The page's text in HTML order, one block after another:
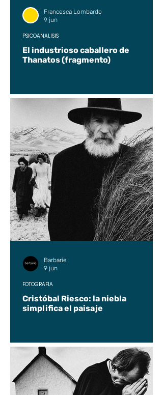
El industrioso caballero de
Thanatos (fragmento)
PSICOANÁLISIS
Francesca Lombardo
9 jun
Cristóbal Riesco: la niebla
simplifica el paisaje
FOTOGRAFÍA
Barbarie
9 jun